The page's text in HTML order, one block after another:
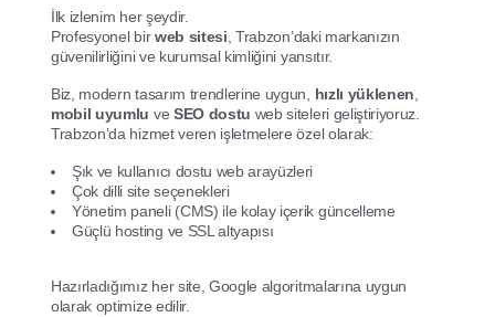
İlk izlenim her şeydir.
Profesyonel birweb sitesi , Trabzon’daki markanızın
güvenilirliğini ve kurumsal kimliğini yansıtır.
Biz, modern tasarım trendlerine uygun, hızlı yüklenen
mobil uyumlu ve SEO dostu web siteleri geliştiriyoruz.
Trabzon’da hizmet veren işletmelere özel olarak:
Şık ve kullanıcı dostu web arayüzleri
Çok dilli site seçenekleri
Yönetim paneli (CMS) ile kolay içerik güncelleme
Güçlü hosting ve SSL altyapısı
Hazırladığımız her site, Google algoritmalarına uygun
olarak optimize edilir.